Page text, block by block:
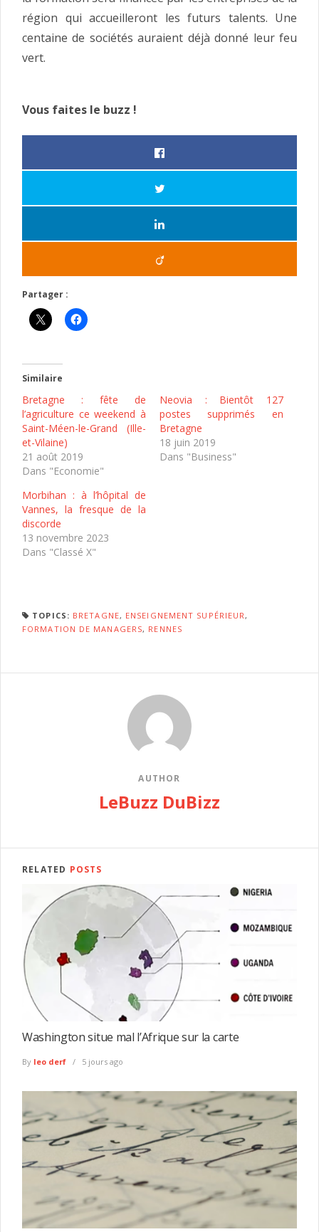
région qui accueilleront les futurs talents. Une
centaine de sociétés auraient déjà donné leur feu
vert.
Vous faites le buzz !
Partager :
Similaire
Bretagne : fête de
l’agriculture ce weekend à
Saint-Méen-le-Grand (Ille-
et-Vilaine)
21 août 2019
Dans "Economie"
Neovia : Bientôt 127
postes supprimés en
Bretagne
18 juin 2019
Dans "Business"
Morbihan : à l’hôpital de
Vannes, la fresque de la
discorde
13 novembre 2023
Dans "Classé X"
TOPICS: BRETAGNE, ENSEIGNEMENT SUPÉRIEUR ,
FORMATION DE MANAGERS, RENNES
AUTHOR
LeBuzz DuBizz
RELATED POSTS
Washington situe mal l’Afrique sur la carte
By leo derf 5 jours ago